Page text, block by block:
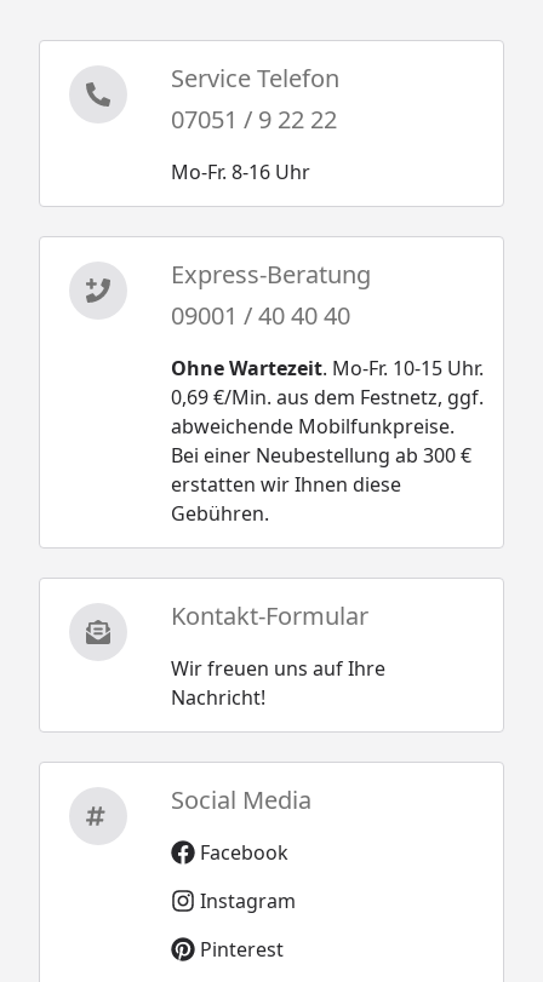
Service Telefon
07051 / 9 22 22
Mo-Fr. 8-16 Uhr
Express-Beratung
09001 / 40 40 40
Ohne Wartezeit. Mo-Fr. 10-15 Uhr.
0,69 €/Min. aus dem Festnetz, ggf.
abweichende Mobilfunkpreise.
Bei einer Neubestellung ab 300 €
erstatten wir Ihnen diese
Gebühren.
Kontakt-Formular
Wir freuen uns auf Ihre
Nachricht!
Social Media
Facebook
Instagram
Pinterest